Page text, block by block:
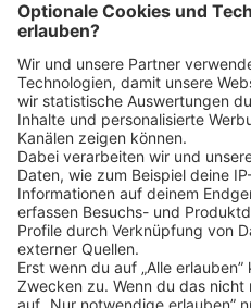
diese ausschließlich digital
Bewerbung kommen wir
telefonisch auf dich zu.
Klickehier, um alle offenen